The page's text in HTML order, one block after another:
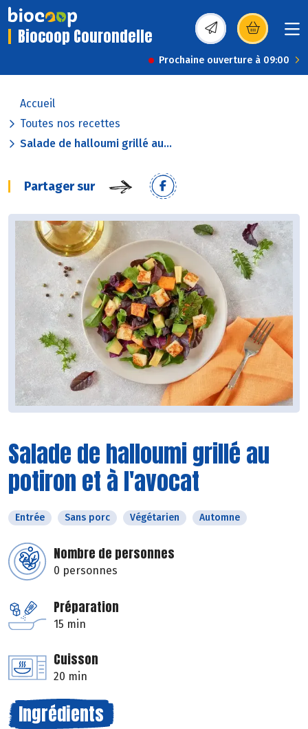
Biocoop Courondelle (s’ouvre dans une
Prochaine ouverture à 09:00
Accueil
Toutes nos recettes
Salade de halloumi grillé au...
Partager sur
Salade de halloumi grillé au
potiron et à l'avocat
Entrée Sans porc Végétarien Automne
Nombre de personnes
0 personnes
Préparation
15 min
Cuisson
20 min
Ingrédients